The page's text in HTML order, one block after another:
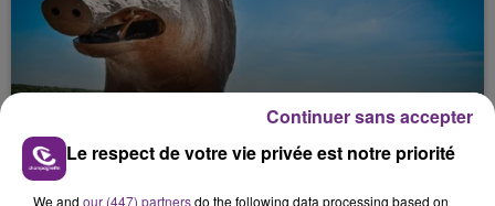
VENEZ FÊTER CE WEEK-END
L'ANNIVERSAIRE DE WOINIC
Ce samedi 8 août sera un grand jour :
Le respect de votre vie privée est notre priorité
We and our (447) partnersdo the following data processing based on
Continuer sans accepter